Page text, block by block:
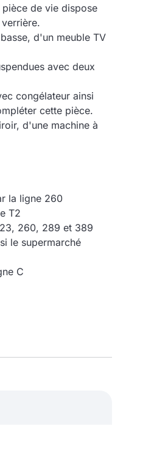
de vie dispose
d'un meuble TV
avec deux
congélateur ainsi
cette pièce.
d'une machine à
la ligne 260
T2
260, 289 et 389
le supermarché
C